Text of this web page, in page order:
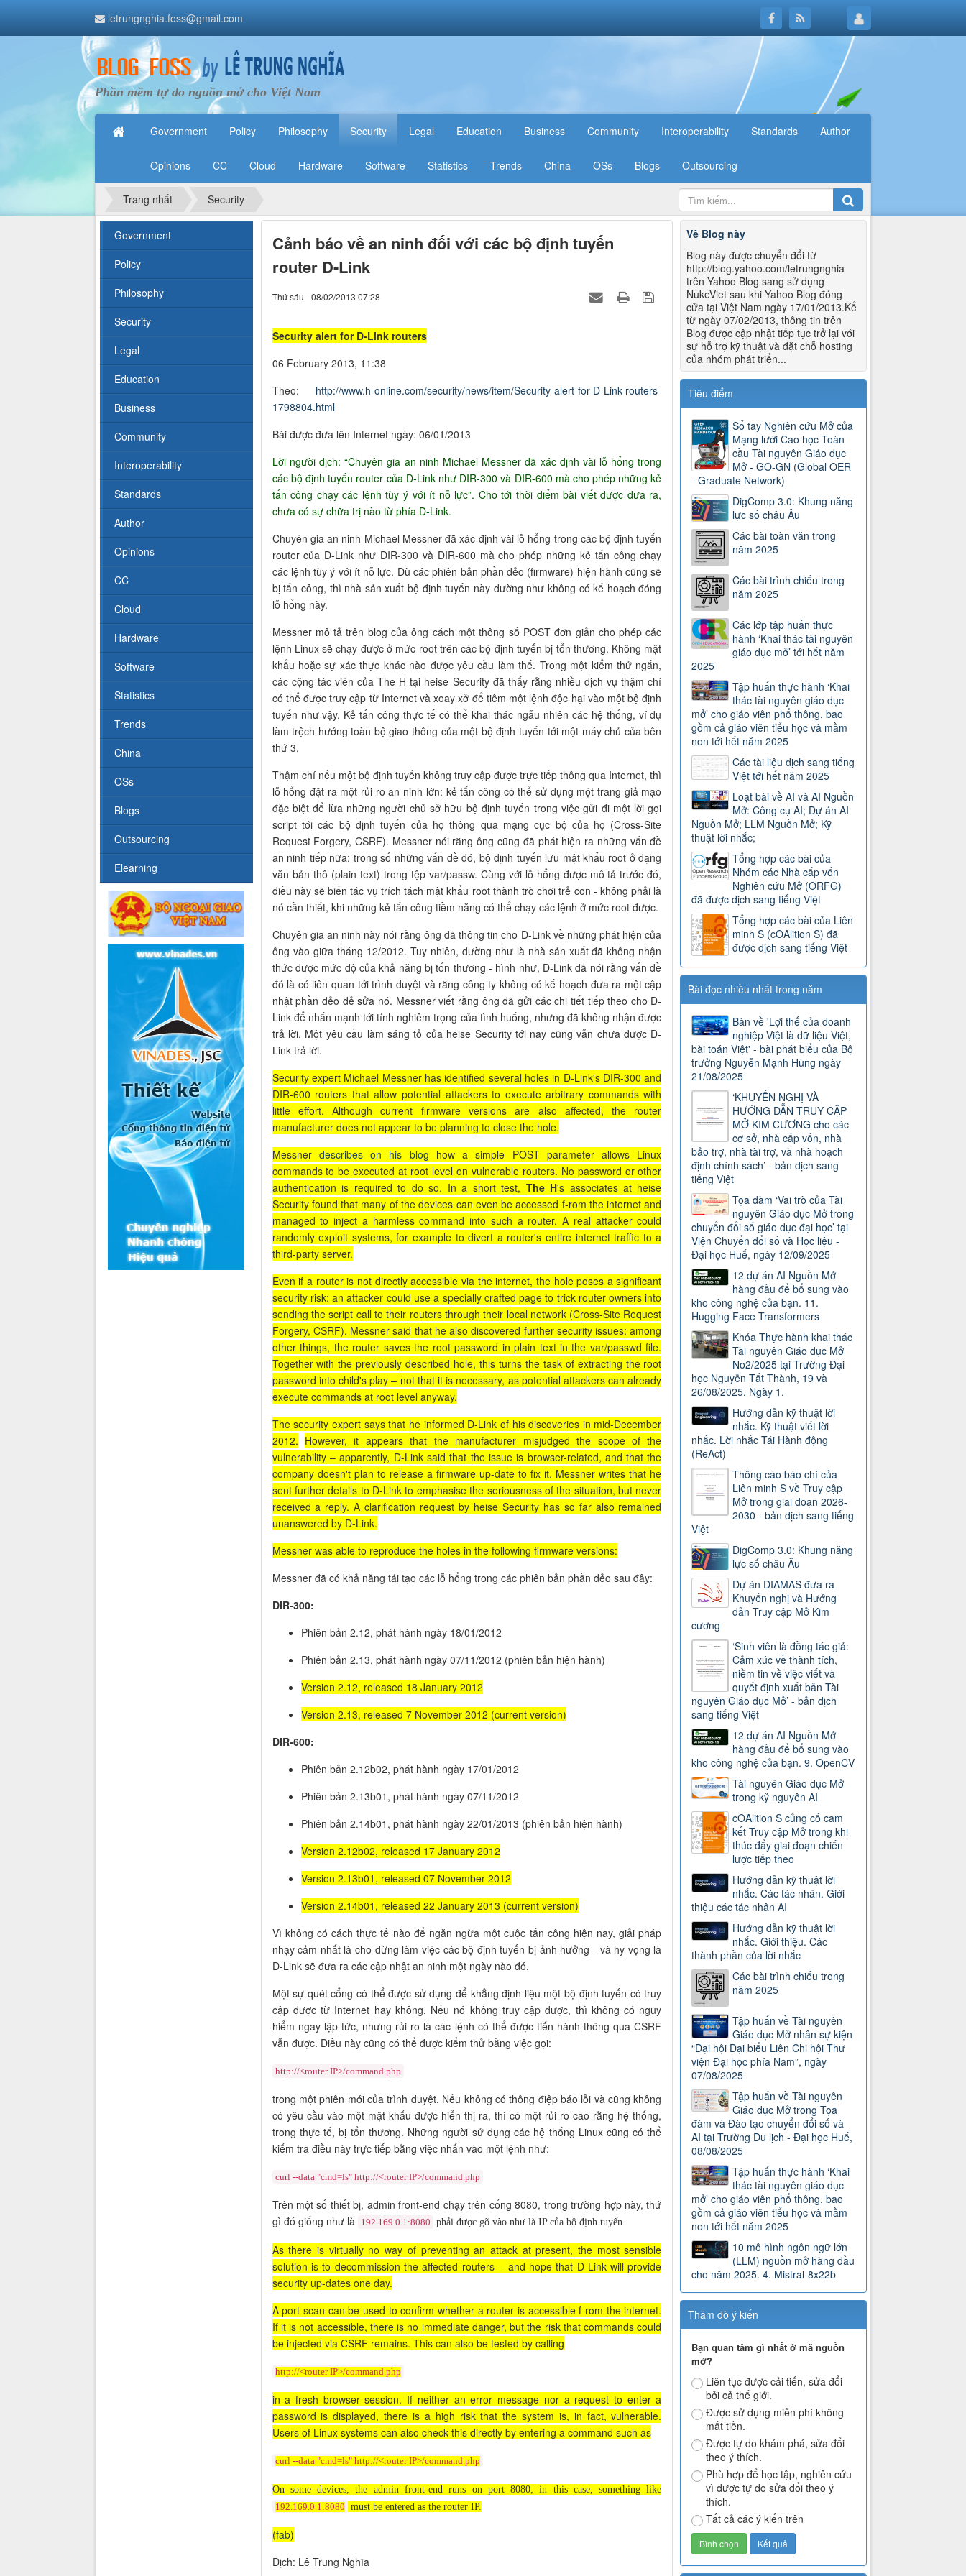
letrungnghia.foss@gmail.com
Phần mềm tự do nguồn mở cho Việt Nam
Government Policy Philosophy Security Legal Education Business Community Interoperability Standards Author
Opinions CC Cloud Hardware Software Statistics Trends China OSs Blogs Outsourcing
Trang nhất Security
Cảnh báo về an ninh đối với các bộ định tuyến
router D-Link
Thứ sáu - 08/02/2013 07:28
Security alert for D-Link routers
06 February 2013, 11:38
Theo: http://www.h-online.com/security/news/item/Security-alert-for-D-Link-routers-
1798804.html
Bài được đưa lên Internet ngày: 06/01/2013
Lời người dịch: “Chuyên gia an ninh Michael Messner đã xác định vài lỗ hổng trong
các bộ định tuyến router của D-Link như DIR-300 và DIR-600 mà cho phép những kẻ
tấn công chạy các lệnh tùy ý với ít nỗ lực”. Cho tới thời điểm bài viết được đưa ra,
chưa có sự chữa trị nào từ phía D-Link.
Chuyên gia an ninh Michael Messner đã xác định vài lỗ hổng trong các bộ định tuyến
router của D-Link như DIR-300 và DIR-600 mà cho phép những kẻ tấn công chạy
các lệnh tùy ý với ít nỗ lực. Dù các phiên bản phần dẻo (firmware) hiện hành cũng sẽ
bị tấn công, thì nhà sản xuất bộ định tuyến này dường như không có kế hoạch đóng
lỗ hổng này.
Messner mô tả trên blog của ông cách một thông số POST đơn giản cho phép các
lệnh Linux sẽ chạy được ở mức root trên các bộ định tuyến bị tổn thương. Không mật
khẩu hoặc sự xác thực khác nào được yêu cầu làm thế. Trong một kiểm thử ngắn,
các cộng tác viên của The H tại heise Security đã thấy rằng nhiều dịch vụ thậm chí
có thể được truy cập từ Internet và xoay xở để tiêm một lệnh độc hại vào một bộ định
tuyến như vậy. Kẻ tấn công thực tế có thể khai thác ngẫu nhiên các hệ thống, ví dụ
làm trệch hướng toàn bộ giao thông của một bộ định tuyến tới một máy chủ của bên
thứ 3.
Thậm chí nếu một bộ định tuyến không truy cập được trực tiếp thông qua Internet, thì
lỗ hổng đặt ra một rủi ro an ninh lớn: kẻ tấn công có thể sử dụng một trang giả mạo
đặc biệt để lừa những người chủ sở hữu bộ định tuyến trong việc gửi đi một lời gọi
script tới các bộ định tuyến của họ thông qua mạng cục bộ của họ (Cross-Site
Request Forgery, CSRF). Messner nói rằng ông cũng đã phát hiện ra những vấn đề
an ninh tiếp nữa: trong số những vấn đề đó, bộ định tuyến lưu mật khẩu root ở dạng
văn bản thô (plain text) trong tệp var/passw. Cùng với lỗ hổng được mô tả trước đó,
điều này sẽ biến tác vụ trích tách mật khẩu root thành trò chơi trẻ con - không phải là
nó cần thiết, khi những kẻ tấn công tiềm năng có thể chạy các lệnh ở mức root được.
Chuyên gia an ninh này nói rằng ông đã thông tin cho D-Link về những phát hiện của
ông vào giữa tháng 12/2012. Tuy nhiên, dường như là nhà sản xuất đã không nhận
thức được mức độ của khả năng bị tổn thương - hình như, D-Link đã nói rằng vấn đề
đó là có liên quan tới trình duyệt và rằng công ty không có kế hoạch đưa ra một cập
nhật phần dẻo đẻ sửa nó. Messner viết rằng ông đã gửi các chi tiết tiếp theo cho D-
Link để nhấn mạnh tới tính nghiêm trọng của tình huống, nhưng đã không nhận được
trả lời. Một yêu cầu làm sáng tỏ của heise Security tới nay cũng vẫn chưa được D-
Link trả lời.
Security expert Michael Messner has identified several holes in D-Link's DIR-300 and
DIR-600 routers that allow potential attackers to execute arbitrary commands with
little effort. Although current firmware versions are also affected, the router
manufacturer does not appear to be planning to close the hole.
Messner describes on his blog how a simple POST parameter allows Linux
commands to be executed at root level on vulnerable routers. No password or other
authentication is required to do so. In a short test, The H's associates at heise
Security found that many of the devices can even be accessed f-rom the internet and
managed to inject a harmless command into such a router. A real attacker could
randomly exploit systems, for example to divert a router's entire internet traffic to a
third-party server.
Even if a router is not directly accessible via the internet, the hole poses a significant
security risk: an attacker could use a specially crafted page to trick router owners into
sending the script call to their routers through their local network (Cross-Site Request
Forgery, CSRF). Messner said that he also discovered further security issues: among
other things, the router saves the root password in plain text in the var/passwd file.
Together with the previously described hole, this turns the task of extracting the root
password into child's play – not that it is necessary, as potential attackers can already
execute commands at root level anyway.
The security expert says that he informed D-Link of his discoveries in mid-December
2012. However, it appears that the manufacturer misjudged the scope of the
vulnerability – apparently, D-Link said that the issue is browser-related, and that the
company doesn't plan to release a firmware up-date to fix it. Messner writes that he
sent further details to D-Link to emphasise the seriousness of the situation, but never
received a reply. A clarification request by heise Security has so far also remained
unanswered by D-Link.
Messner was able to reproduce the holes in the following firmware versions:
Messner đã có khả năng tái tạo các lỗ hổng trong các phiên bản phần dẻo sau đây:
DIR-300:
Phiên bản 2.12, phát hành ngày 18/01/2012
Phiên bản 2.13, phát hành ngày 07/11/2012 (phiên bản hiện hành)
Version 2.12, released 18 January 2012
Version 2.13, released 7 November 2012 (current version)
DIR-600:
Phiên bản 2.12b02, phát hành ngày 17/01/2012
Phiên bản 2.13b01, phát hành ngày 07/11/2012
Phiên bản 2.14b01, phát hành ngày 22/01/2013 (phiên bản hiện hành)
Version 2.12b02, released 17 January 2012
Version 2.13b01, released 07 November 2012
Version 2.14b01, released 22 January 2013 (current version)
Vì không có cách thực tế nào để ngăn ngừa một cuộc tấn công hiện nay, giải pháp
nhạy cảm nhất là cho dừng làm việc các bộ định tuyến bị ảnh hưởng - và hy vọng là
D-Link sẽ đưa ra các cập nhật an ninh một ngày nào đó.
Một sự quét cổng có thể được sử dụng để khẳng định liệu một bộ định tuyến có truy
cập được từ Internet hay không. Nếu nó không truy cập được, thì không có nguy
hiểm ngay lập tức, nhưng rủi ro là các lệnh có thể được tiến hành thông qua CSRF
vẫn được. Điều này cũng có thể được kiểm thử bằng việc gọi:
http://<router IP>/command.php
trong một phiên mới của trình duyệt. Nếu không có thông điệp báo lỗi và cũng không
có yêu cầu vào một mật khẩu được hiển thị ra, thì có một rủi ro cao rằng hệ thống,
trong thực tế, bị tổn thương. Những người sử dụng các hệ thống Linux cũng có thể
kiểm tra điều này trực tiếp bằng việc nhấn vào một lệnh như:
curl --data "cmd=ls" http://<router IP>/command.php
Trên một số thiết bị, admin front-end chạy trên cổng 8080, trong trường hợp này, thứ
gì đó giống như là
192.169.0.1:8080 phải được gõ vào như là IP của bộ định tuyến.
As there is virtually no way of preventing an attack at present, the most sensible
solution is to decommission the affected routers – and hope that D-Link will provide
security up-dates one day.
A port scan can be used to confirm whether a router is accessible f-rom the internet.
If it is not accessible, there is no immediate danger, but the risk that commands could
be injected via CSRF remains. This can also be tested by calling
http://<router IP>/command.php
in a fresh browser session. If neither an error message nor a request to enter a
password is displayed, there is a high risk that the system is, in fact, vulnerable.
Users of Linux systems can also check this directly by entering a command such as
curl --data "cmd=ls" http://<router IP>/command.php
On some devices, the admin front-end runs on port 8080; in this case, something like
192.169.0.1:8080 must be entered as the router IP.
(fab)
Dịch: Lê Trung Nghĩa
Về Blog này
Blog này được chuyển đổi từ
http://blog.yahoo.com/letrungnghia
trên Yahoo Blog sang sử dụng
NukeViet sau khi Yahoo Blog đóng
cửa tại Việt Nam ngày 17/01/2013.Kể
từ ngày 07/02/2013, thông tin trên
Blog được cập nhật tiếp tục trở lại với
sự hỗ trợ kỹ thuật và đặt chỗ hosting
của nhóm phát triển...
Tiêu điểm
Sổ tay Nghiên cứu Mở của
Mạng lưới Cao học Toàn
cầu Tài nguyên Giáo dục
Mở - GO-GN (Global OER
- Graduate Network)
DigComp 3.0: Khung năng
lực số châu Âu
Các bài toàn văn trong
năm 2025
Các bài trình chiếu trong
năm 2025
Các lớp tập huấn thực
hành ‘Khai thác tài nguyên
giáo dục mở’ tới hết năm
2025
Tập huấn thực hành ‘Khai
thác tài nguyên giáo dục
mở’ cho giáo viên phổ thông, bao
gồm cả giáo viên tiểu học và mầm
non tới hết năm 2025
Các tài liệu dịch sang tiếng
Việt tới hết năm 2025
Loạt bài về AI và AI Nguồn
Mở: Công cụ AI; Dự án AI
Nguồn Mở; LLM Nguồn Mở; Kỹ
thuật lời nhắc;
Tổng hợp các bài của
Nhóm các Nhà cấp vốn
Nghiên cứu Mở (ORFG)
đã được dịch sang tiếng Việt
Tổng hợp các bài của Liên
minh S (cOAlition S) đã
được dịch sang tiếng Việt
Bài đọc nhiều nhất trong năm
Bàn về 'Lợi thế của doanh
nghiệp Việt là dữ liệu Việt,
bài toán Việt' - bài phát biểu của Bộ
trưởng Nguyễn Mạnh Hùng ngày
21/08/2025
‘KHUYẾN NGHỊ VÀ
HƯỚNG DẪN TRUY CẬP
MỞ KIM CƯƠNG cho các
cơ sở, nhà cấp vốn, nhà
bảo trợ, nhà tài trợ, và nhà hoạch
định chính sách’ - bản dịch sang
tiếng Việt
Tọa đàm ‘Vai trò của Tài
nguyên Giáo dục Mở trong
chuyển đổi số giáo dục đại học’ tại
Viện Chuyển đổi số và Học liệu -
Đại học Huế, ngày 12/09/2025
12 dự án AI Nguồn Mở
hàng đầu để bổ sung vào
kho công nghệ của bạn. 11.
Hugging Face Transformers
Khóa Thực hành khai thác
Tài nguyên Giáo dục Mở
No2/2025 tại Trường Đại
học Nguyễn Tất Thành, 19 và
26/08/2025. Ngày 1.
Hướng dẫn kỹ thuật lời
nhắc. Kỹ thuật viết lời
nhắc. Lời nhắc Tái Hành động
(ReAct)
Thông cáo báo chí của
Liên minh S về Truy cập
Mở trong giai đoạn 2026-
2030 - bản dịch sang tiếng
Việt
DigComp 3.0: Khung năng
lực số châu Âu
Dự án DIAMAS đưa ra
Khuyến nghị và Hướng
dẫn Truy cập Mở Kim
cương
‘Sinh viên là đồng tác giả:
Cảm xúc về thành tích,
niềm tin về việc viết và
quyết định xuất bản Tài
nguyên Giáo dục Mở’ - bản dịch
sang tiếng Việt
12 dự án AI Nguồn Mở
hàng đầu để bổ sung vào
kho công nghệ của bạn. 9. OpenCV
Tài nguyên Giáo dục Mở
trong kỷ nguyên AI
cOAlition S củng cố cam
kết Truy cập Mở trong khi
thúc đẩy giai đoạn chiến
lược tiếp theo
Hướng dẫn kỹ thuật lời
nhắc. Các tác nhân. Giới
thiệu các tác nhân AI
Hướng dẫn kỹ thuật lời
nhắc. Giới thiệu. Các
thành phần của lời nhắc
Các bài trình chiếu trong
năm 2025
Tập huấn về Tài nguyên
Giáo dục Mở nhân sự kiện
“Đại hội Đại biểu Liên Chi hội Thư
viện Đại học phía Nam”, ngày
07/08/2025
Tập huấn về Tài nguyên
Giáo dục Mở trong Tọa
đàm và Đào tạo chuyển đổi số và
AI tại Trường Du lịch - Đại học Huế,
08/08/2025
Tập huấn thực hành ‘Khai
thác tài nguyên giáo dục
mở’ cho giáo viên phổ thông, bao
gồm cả giáo viên tiểu học và mầm
non tới hết năm 2025
10 mô hình ngôn ngữ lớn
(LLM) nguồn mở hàng đầu
cho năm 2025. 4. Mistral-8x22b
Thăm dò ý kiến
Bạn quan tâm gì nhất ở mã nguồn
mở?
Liên tục được cải tiến, sửa đổi
bởi cả thế giới.
Được sử dụng miễn phí không
mất tiền.
Được tự do khám phá, sửa đổi
theo ý thích.
Phù hợp để học tập, nghiên cứu
vì được tự do sửa đổi theo ý
thích.
Tất cả các ý kiến trên
Government
Policy
Philosophy
Security
Legal
Education
Business
Community
Interoperability
Standards
Author
Opinions
CC
Cloud
Hardware
Software
Statistics
Trends
China
OSs
Blogs
Outsourcing
Elearning